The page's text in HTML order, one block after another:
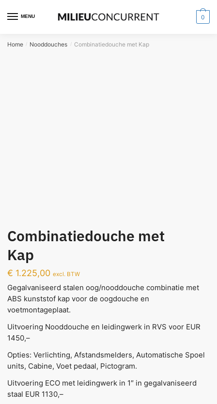
MENU 0
Home / Nooddouches / Combinatiedouche met Kap
Combinatiedouche met
Kap
€ 1.225,00 excl. BTW
Gegalvaniseerd stalen oog/nooddouche combinatie met
ABS kunststof kap voor de oogdouche en
voetmontageplaat.
Uitvoering Nooddouche en leidingwerk in RVS voor EUR
1450,–
Opties: Verlichting, Afstandsmelders, Automatische Spoel
units, Cabine, Voet pedaal, Pictogram.
Uitvoering ECO met leidingwerk in 1″ in gegalvaniseerd
staal EUR 1130,–